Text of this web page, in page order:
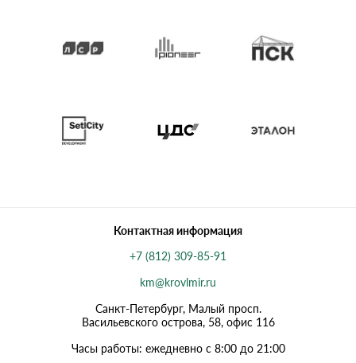
Контактная информация
+7 (812) 309-85-91
km@krovlmir.ru
Санкт-Петербург, Малый просп.
Васильевского острова, 58, офис 116
Часы работы: ежедневно с 8:00 до 21:00